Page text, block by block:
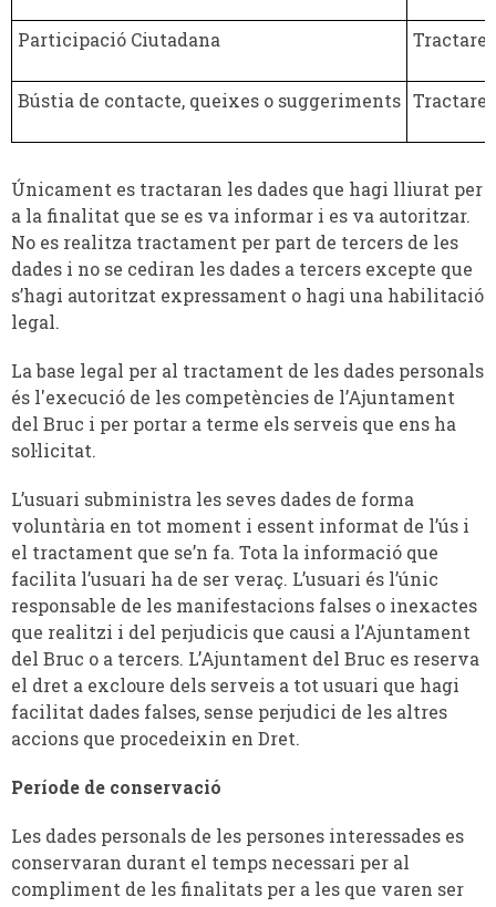
Participació Ciutadana
Bústia de contacte, queixes o suggeriments
Únicament es tractaran les dades que hagi lliurat per
a la finalitat que se es va informar i es va autoritzar.
No es realitza tractament per part de tercers de les
dades i no se cediran les dades a tercers excepte que
s’hagi autoritzat expressament o hagi una habilitació
legal.
La base legal per al tractament de les dades personals
és l'execució de les competències de l’Ajuntament
del Bruc i per portar a terme els serveis que ens ha
sol·licitat.
L’usuari subministra les seves dades de forma
voluntària en tot moment i essent informat de l’ús i
el tractament que se’n fa. Tota la informació que
facilita l’usuari ha de ser veraç. L’usuari és l’únic
responsable de les manifestacions falses o inexactes
que realitzi i del perjudicis que causi a l’Ajuntament
del Bruc o a tercers. L’Ajuntament del Bruc es reserva
el dret a excloure dels serveis a tot usuari que hagi
facilitat dades falses, sense perjudici de les altres
accions que procedeixin en Dret.
Període de conservació
Les dades personals de les persones interessades es
conservaran durant el temps necessari per al
compliment de les finalitats per a les que varen ser